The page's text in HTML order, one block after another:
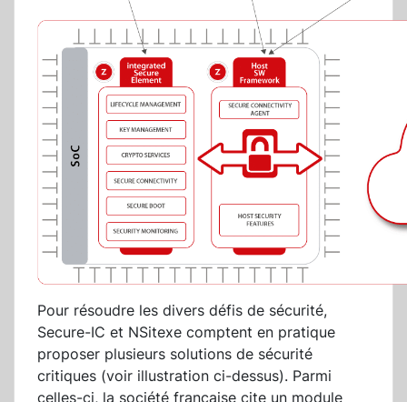
Pour résoudre les divers défis de sécurité,
Secure-IC et NSitexe comptent en pratique
proposer plusieurs solutions de sécurité
critiques (voir illustration ci-dessus). Parmi
celles-ci, la société française cite un module